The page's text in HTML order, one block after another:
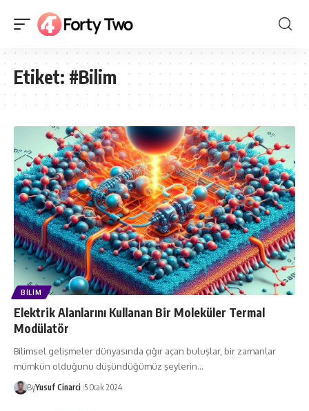
Etiket:#Bilim
BILIM
Elektrik Alanlarını Kullanan Bir Moleküler Termal
Modülatör
Bilimsel gelişmeler dünyasında çığır açan buluşlar, bir zamanlar
mümkün olduğunu düşündüğümüz şeylerin…
ByYusuf Cinarci 5 Ocak 2024